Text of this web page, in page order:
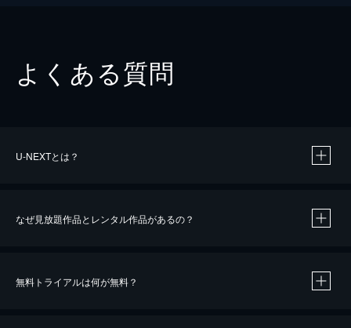
よくある質問
U-NEXTとは？
なぜ見放題作品とレンタル作品があるの？
無料トライアルは何が無料？